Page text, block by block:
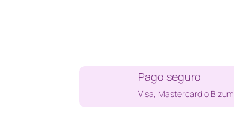
Pago seguro
Visa, Mastercard o Bizum